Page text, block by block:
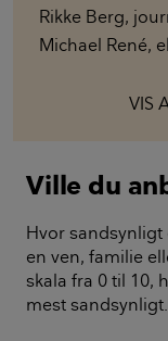
Rikke Berg,
Michael René,
VIS
Ville du
Hvor sandsynligt
en ven, familie
skala fra 0 til 10,
mest sandsynligt.